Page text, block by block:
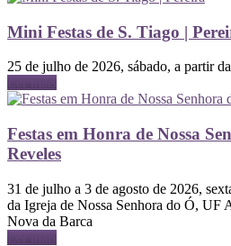
Mini Festas de S. Tiago |
25 de julho de 2026, sábado, a partir
Ler mais
Festas em Honra de Nossa
Reveles
31 de julho a 3 de agosto de 2026,
da Igreja de Nossa Senhora do Ó, UF
Nova da Barca
Ler mais